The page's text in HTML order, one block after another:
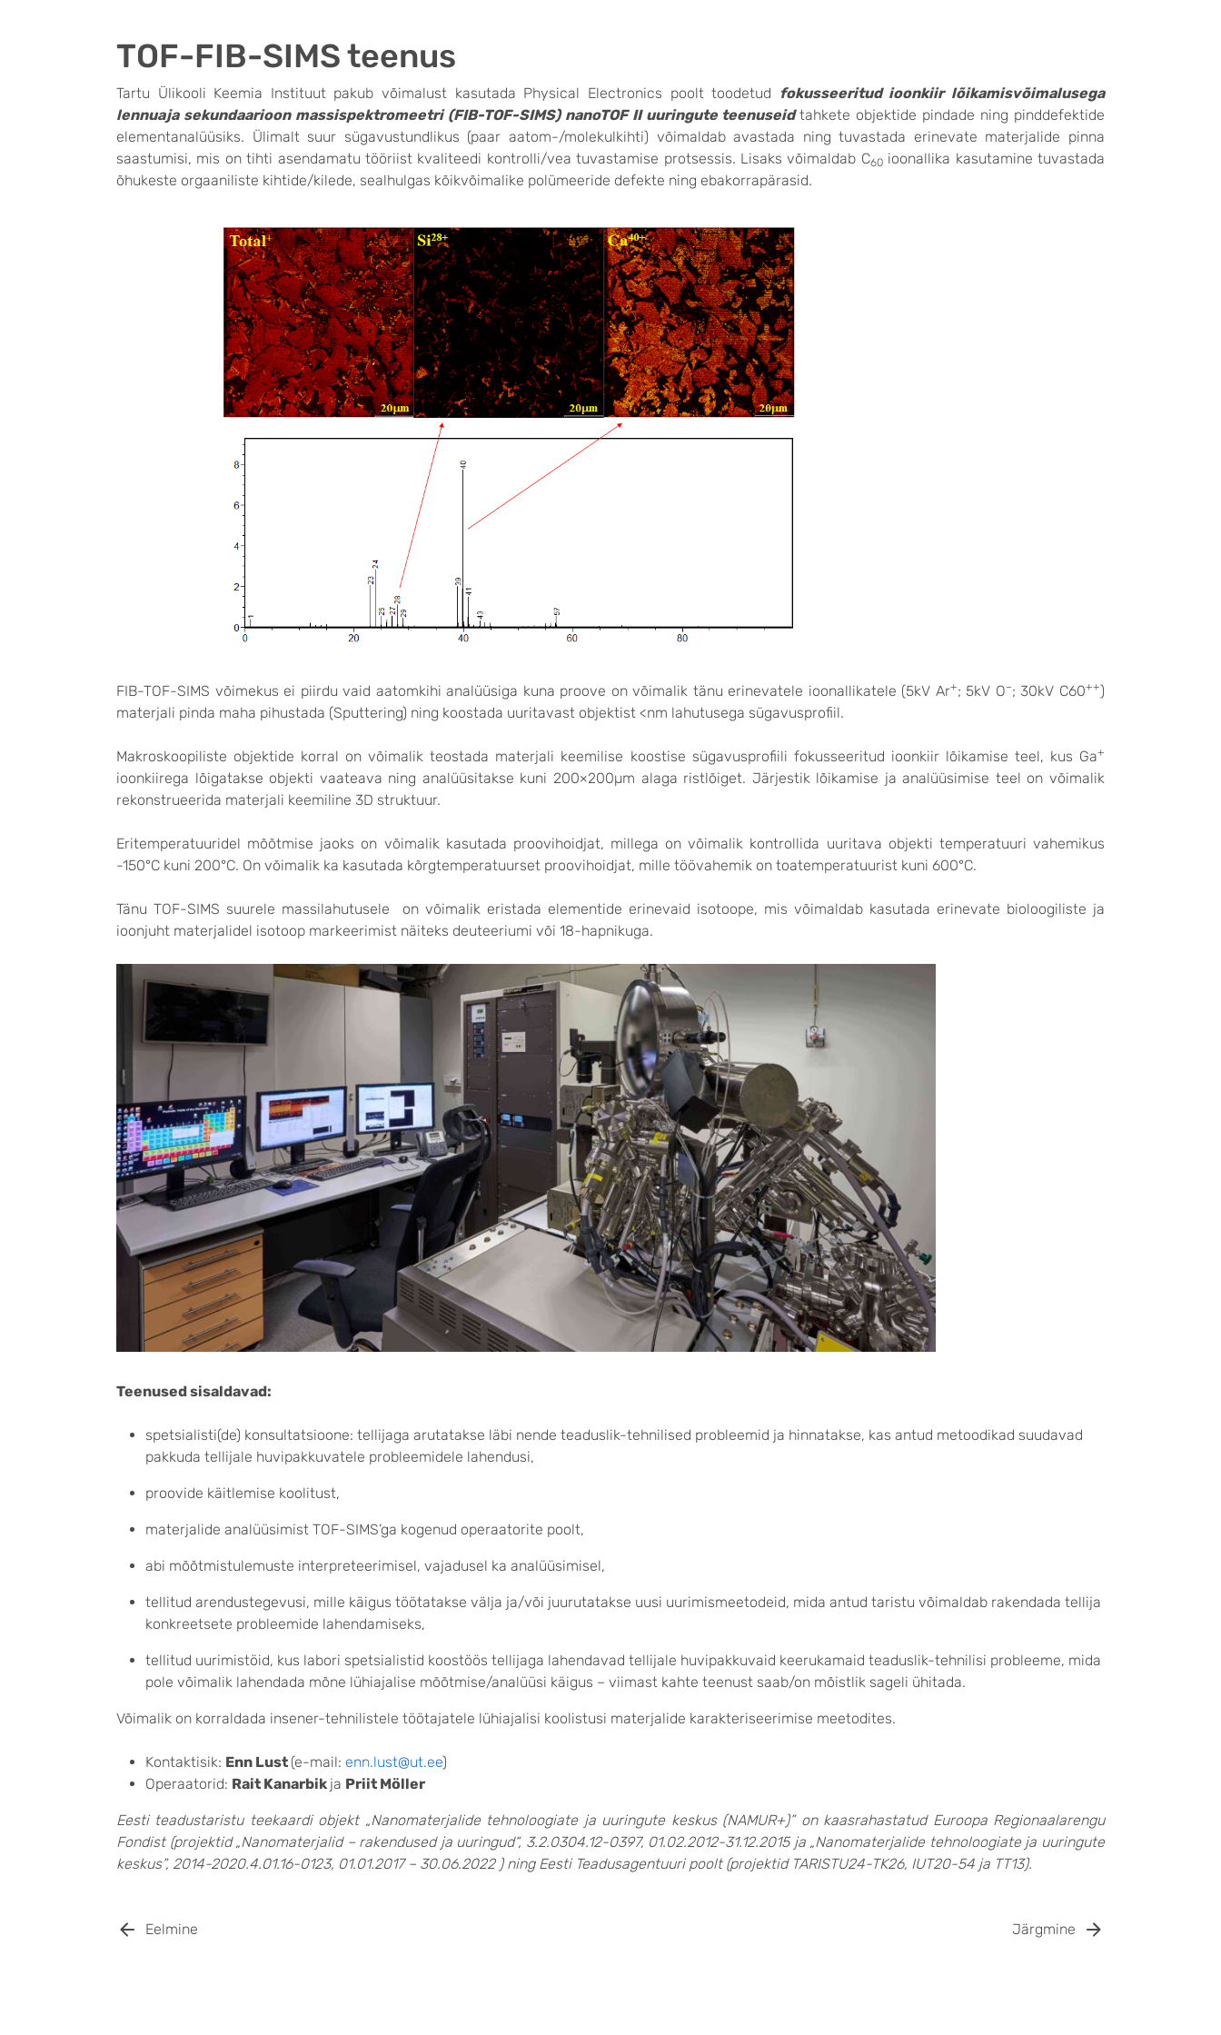
TOF-FIB-SIMS teenus
Tartu Ülikooli Keemia Instituut pakub võimalust kasutada Physical Electronics poolt toodetud
fokusseeritud ioonkiir lõikamisvõimalusega
lennuaja sekundaarioon massispektromeetri (FIB-TOF-SIMS) nanoTOF II uuringute teenuseidtahkete objektide pindade ning pinddefektide
elementanalüüsiks. Ülimalt suur sügavustundlikus (paar aatom-/molekulkihti) võimaldab avastada ning tuvastada erinevate materjalide pinna
saastumisi, mis on tihti asendamatu tööriist kvaliteedi kontrolli/vea tuvastamise protsessis. Lisaks võimaldab C60ioonallika kasutamine tuvastada
õhukeste orgaaniliste kihtide/kilede, sealhulgas kõikvõimalike polümeeride defekte ning ebakorrapärasid.
FIB-TOF-SIMS võimekus ei piirdu vaid aatomkihi analüüsiga kuna proove on võimalik tänu erinevatele ioonallikatele (5kV Ar+; 5kV O–; 30kV C60++)
materjali pinda maha pihustada (Sputtering) ning koostada uuritavast objektist <nm lahutusega sügavusprofiil.
Makroskoopiliste objektide korral on võimalik teostada materjali keemilise koostise sügavusprofiili fokusseeritud ioonkiir lõikamise teel, kus Ga+
ioonkiirega lõigatakse objekti vaateava ning analüüsitakse kuni 200×200µm alaga ristlõiget. Järjestik lõikamise ja analüüsimise teel on võimalik
rekonstrueerida materjali keemiline 3D struktuur.
Eritemperatuuridel mõõtmise jaoks on võimalik kasutada proovihoidjat, millega on võimalik kontrollida uuritava objekti temperatuuri vahemikus
-150°C kuni 200°C. On võimalik ka kasutada kõrgtemperatuurset proovihoidjat, mille töövahemik on toatemperatuurist kuni 600°C.
Tänu TOF-SIMS suurele massilahutusele on võimalik eristada elementide erinevaid isotoope, mis võimaldab kasutada erinevate bioloogiliste ja
ioonjuht materjalidel isotoop markeerimist näiteks deuteeriumi või 18-hapnikuga.
Teenused sisaldavad:
spetsialisti(de) konsultatsioone: tellijaga arutatakse läbi nende teaduslik-tehnilised probleemid ja hinnatakse, kas antud metoodikad suudavad
pakkuda tellijale huvipakkuvatele probleemidele lahendusi,
proovide käitlemise koolitust,
materjalide analüüsimist TOF-SIMS’ga kogenud operaatorite poolt,
abi mõõtmistulemuste interpreteerimisel, vajadusel ka analüüsimisel,
tellitud arendustegevusi, mille käigus töötatakse välja ja/või juurutatakse uusi uurimismeetodeid, mida antud taristu võimaldab rakendada tellija
konkreetsete probleemide lahendamiseks,
tellitud uurimistöid, kus labori spetsialistid koostöös tellijaga lahendavad tellijale huvipakkuvaid keerukamaid teaduslik-tehnilisi probleeme, mida
pole võimalik lahendada mõne lühiajalise mõõtmise/analüüsi käigus – viimast kahte teenust saab/on mõistlik sageli ühitada.
Võimalik on korraldada insener-tehnilistele töötajatele lühiajalisi koolistusi materjalide karakteriseerimise meetodites.
Kontaktisik: Enn Lust (e-mail: enn.lust@ut.ee)
Operaatorid: Rait Kanarbik ja Priit Möller
Eesti teadustaristu teekaardi objekt „Nanomaterjalide tehnoloogiate ja uuringute keskus (NAMUR+)” on kaasrahastatud Euroopa Regionaalarengu
Fondist (projektid „Nanomaterjalid – rakendused ja uuringud“, 3.2.0304.12-0397, 01.02.2012-31.12.2015 ja „Nanomaterjalide tehnoloogiate ja uuringute
keskus”, 2014-2020.4.01.16-0123, 01.01.2017 – 30.06.2022 ) ning Eesti Teadusagentuuri poolt (projektid TARISTU24-TK26, IUT20-54 ja TT13).
Eelmine Järgmine